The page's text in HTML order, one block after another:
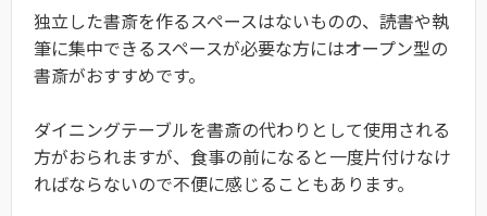
独立した書斎を作るスペースはないものの、読書や執
筆に集中できるスペースが必要な方にはオープン型の
書斎がおすすめです。
ダイニングテーブルを書斎の代わりとして使用される
方がおられますが、食事の前になると一度片付けなけ
ればならないので不便に感じることもあります。